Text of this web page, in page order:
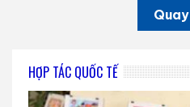
HỢP TÁC QUỐC TẾ